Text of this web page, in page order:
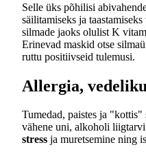
Selle üks põhilisi
säilitamiseks ja
silmade jaoks olulist K
Erinevad maskid otse
ruttu positiivseid tulemusi.
Allergia,
Tumedad, paistes ja
vähene uni, alkoholi
stress ja muretsemine ning